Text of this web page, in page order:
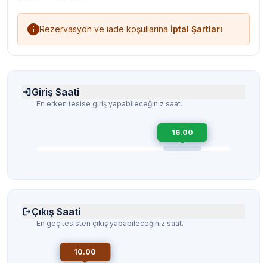
Rezervasyon ve iade koşullarına İptal Şartları
Giriş Saati
En erken tesise giriş yapabileceğiniz saat.
16.00
Çıkış Saati
En geç tesisten çıkış yapabileceğiniz saat.
10.00